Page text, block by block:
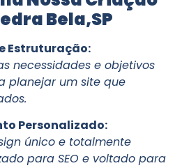
Bela,SP
Estruturação:
necessidades e objetivos
planejar um site que
Personalizado:
único e totalmente
para SEO e voltado para